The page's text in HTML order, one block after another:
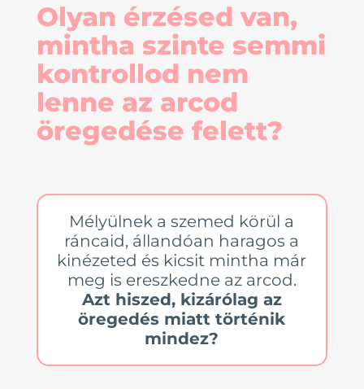
Olyan érzésed van,
mintha szinte semmi
kontrollod nem
lenne az arcod
öregedése felett?
Mélyülnek a szemed körül a
ráncaid, állandóan haragos a
kinézeted és kicsit mintha már
meg is ereszkedne az arcod.
Azt hiszed, kizárólag az
öregedés miatt történik
mindez?